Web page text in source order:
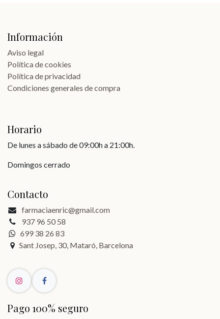
Información
Aviso legal
Política de cookies
Política de privacidad
Condiciones generales de compra
Horario
De lunes a sábado de 09:00h a 21:00h.
Domingos cerrado
Contacto
farmaciaenric@gmail.com
937 96 50 58
699 38 26 83
Sant Josep, 30, Mataró, Barcelona
Pago 100% seguro